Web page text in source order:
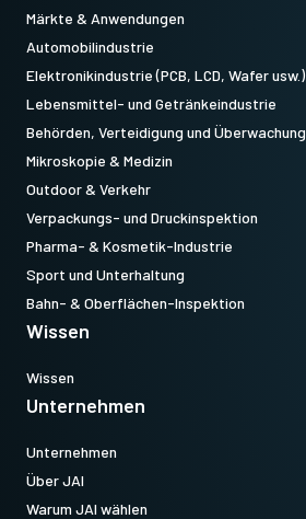
Märkte & Anwendungen
Automobilindustrie
Elektronikindustrie (PCB, LCD, Wafer usw.)
Lebensmittel- und Getränkeindustrie
Behörden, Verteidigung und Überwachung
Mikroskopie & Medizin
Outdoor & Verkehr
Verpackungs- und Druckinspektion
Pharma- & Kosmetik-Industrie
Sport und Unterhaltung
Bahn- & Oberflächen-Inspektion
Wissen
Wissen
Unternehmen
Unternehmen
Über JAI
Warum JAI wählen